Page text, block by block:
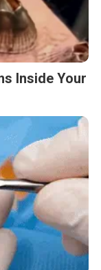
Inside Your
The